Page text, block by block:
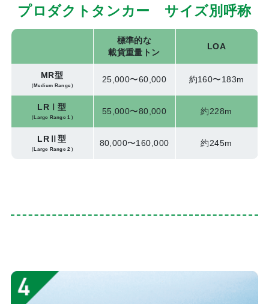
プロダクトタンカー サイズ別呼称
標準的な
載貨重量トン
LOA
MR型
（Medium Range）
25,000〜60,000 約160〜183m
LRⅠ型
（Large Range 1）
55,000〜80,000 約228m
LRⅡ型
（Large Range 2）
80,000〜160,000 約245m